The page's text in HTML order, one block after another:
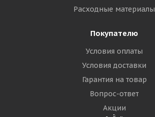
Подробнее
Расходные материалы
Покупателю
Условия оплаты
Условия доставки
Гарантия на товар
Вопрос-ответ
Акции